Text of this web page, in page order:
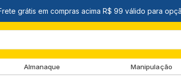
Almanaque Manipulação